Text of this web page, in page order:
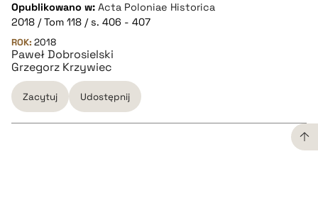
Opublikowano w: Acta Poloniae Historica
2018 / Tom 118 / s. 406 - 407
ROK: 2018
Paweł Dobrosielski
Grzegorz Krzywiec
Zacytuj Udostępnij